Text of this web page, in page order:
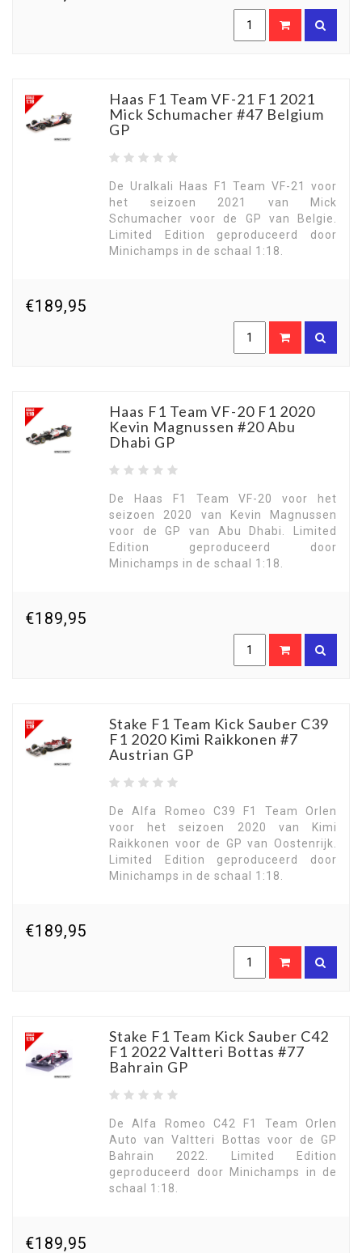
Haas F1 Team VF-21 F1 2021
Mick Schumacher #47 Belgium
GP
De Uralkali Haas F1 Team VF-21 voor
het seizoen 2021 van Mick
Schumacher voor de GP van Belgie.
Limited Edition geproduceerd door
Minichamps in de schaal 1:18.
€189,95
Haas F1 Team VF-20 F1 2020
Kevin Magnussen #20 Abu
Dhabi GP
De Haas F1 Team VF-20 voor het
seizoen 2020 van Kevin Magnussen
voor de GP van Abu Dhabi. Limited
Edition geproduceerd door
Minichamps in de schaal 1:18.
€189,95
Stake F1 Team Kick Sauber C39
F1 2020 Kimi Raikkonen #7
Austrian GP
De Alfa Romeo C39 F1 Team Orlen
voor het seizoen 2020 van Kimi
Raikkonen voor de GP van Oostenrijk.
Limited Edition geproduceerd door
Minichamps in de schaal 1:18.
€189,95
Stake F1 Team Kick Sauber C42
F1 2022 Valtteri Bottas #77
Bahrain GP
De Alfa Romeo C42 F1 Team Orlen
Auto van Valtteri Bottas voor de GP
Bahrain 2022. Limited Edition
geproduceerd door Minichamps in de
schaal 1:18.
€189,95